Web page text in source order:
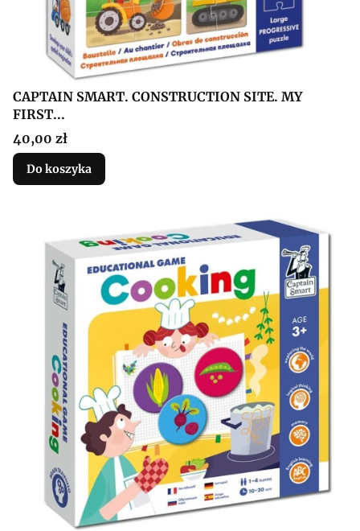
CAPTAIN SMART. CONSTRUCTION SITE. MY
FIRST...
Cena
40,00 zł
Do koszyka